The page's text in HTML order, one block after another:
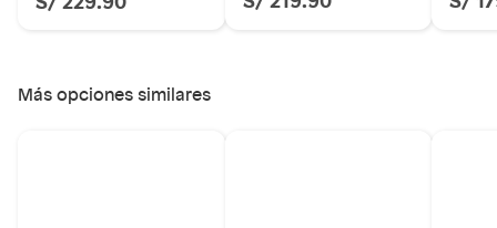
Más opciones similares